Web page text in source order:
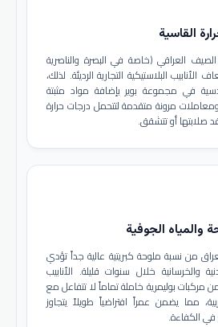
القاسية
الصيف العراقي (خاصة في البصرة والناصرية
البلاستيكية التجارية الرديئة. لذلك،
في مجموعة بوير بإضافة مواد مثبتة
مرونة متقدمة لتتحمل درجات حرارة
صلابتها أو تتشقق.
والمياه الجوفية
من نسبة ملوحة كبريتية عالية جداً تؤدي
والخرسانية خلال سنوات قليلة. الأنابيب
مركبات بوليمرية خاملة تماماً لا تتفاعل مع
مما يضمن عمراً افتراضياً طويلاً يتجاوز
الكفاءة.